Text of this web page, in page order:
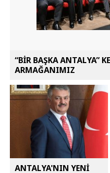
“BİR BAŞKA ANTALYA”
ARMAĞANIMIZ
ANTALYA'NIN YENİ